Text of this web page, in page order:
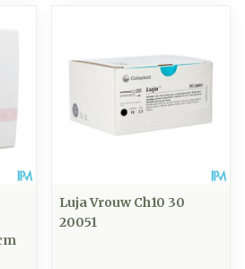
Luja Vrouw Ch10 30
20051